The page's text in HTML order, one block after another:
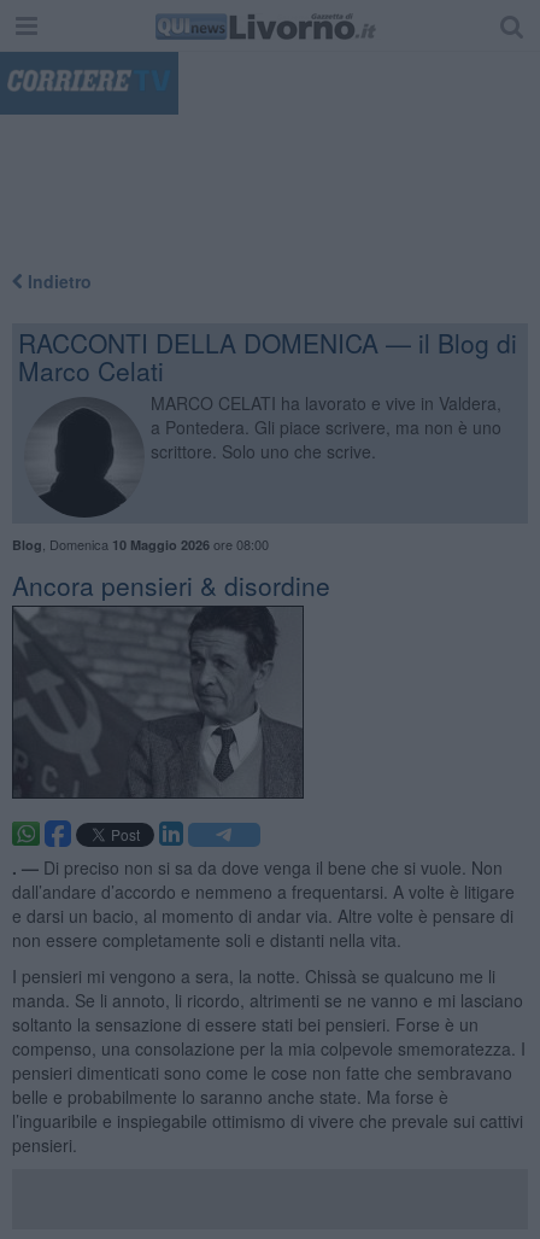
Indietro
RACCONTI DELLA DOMENICA — il Blog di
Marco Celati
MARCO CELATI ha lavorato e vive in Valdera,
a Pontedera. Gli piace scrivere, ma non è uno
scrittore. Solo uno che scrive.
Blog Domenica 10 Maggio 2026ore 08:00
Ancora pensieri & disordine
. — Di preciso non si sa da dove venga il bene che si vuole. Non
dall’andare d’accordo e nemmeno a frequentarsi. A volte è litigare
e darsi un bacio, al momento di andar via. Altre volte è pensare di
non essere completamente soli e distanti nella vita.
I pensieri mi vengono a sera, la notte. Chissà se qualcuno me li
manda. Se li annoto, li ricordo, altrimenti se ne vanno e mi lasciano
soltanto la sensazione di essere stati bei pensieri. Forse è un
compenso, una consolazione per la mia colpevole smemoratezza. I
pensieri dimenticati sono come le cose non fatte che sembravano
belle e probabilmente lo saranno anche state. Ma forse è
l’inguaribile e inspiegabile ottimismo di vivere che prevale sui cattivi
pensieri.